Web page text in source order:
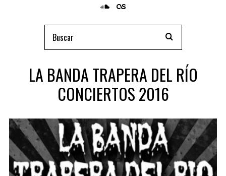
LA BANDA TRAPERA DEL RÍO
CONCIERTOS 2016